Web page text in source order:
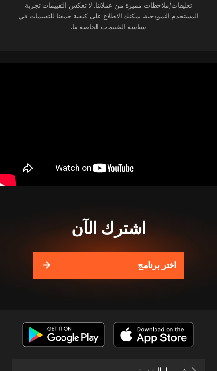
تعليقات/ملاحظات مميزة من عملائنا. لا تعكس التقييمات تجربة
المستخدم النموذجية. يمكنك الاطلاع على كيفية جمعنا للتقييمات في
سياسة التقييمات الخاصة بنا.
اشترك الآن
اختر برنامج